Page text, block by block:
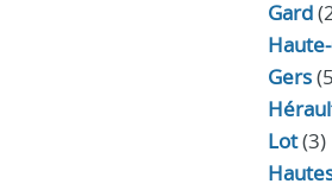
Gard
Gers
Lot(3)